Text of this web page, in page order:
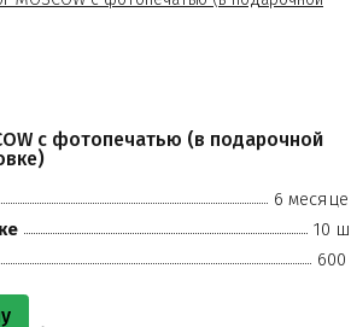
с фотопечатью (в подарочной
6
10
600